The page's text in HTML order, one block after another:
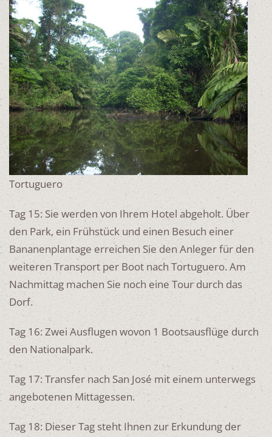
Tortuguero
Tag 15: Sie werden von Ihrem Hotel abgeholt. Über
den Park, ein Frühstück und einen Besuch einer
Bananenplantage erreichen Sie den Anleger für den
weiteren Transport per Boot nach Tortuguero. Am
Nachmittag machen Sie noch eine Tour durch das
Dorf.
Tag 16: Zwei Ausflugen wovon 1 Bootsausflüge durch
den Nationalpark.
Tag 17: Transfer nach San José mit einem unterwegs
angebotenen Mittagessen.
Tag 18: Dieser Tag steht Ihnen zur Erkundung der